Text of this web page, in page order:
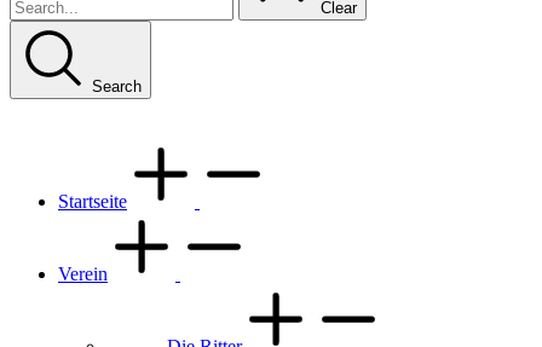
Clear
Search
Startseite
Verein